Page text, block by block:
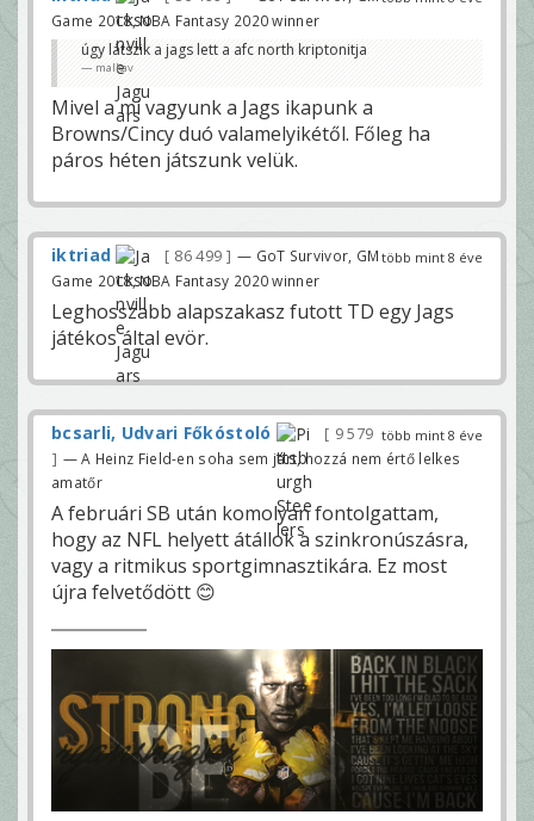
Game 2018, NBA Fantasy 2020 winner
úgy látszik a jags lett a afc north kriptonitja
malkav
Mivel a mi vagyunk a Jags ikapunk a
Browns/Cincy duó valamelyikétől. Főleg ha
páros héten játszunk velük.
több mint 8 éve
iktriad 86 499
— GoT Survivor, GM
Game 2018, NBA Fantasy 2020 winner
Leghosszabb alapszakasz futott TD egy Jags
játékos által evör.
több mint 8 éve
bcsarli, Udvari Főkóstoló 9 579
— A Heinz Field-en soha sem járt, hozzá nem értő lelkes
amatőr
A februári SB után komolyan fontolgattam,
hogy az NFL helyett átállok a szinkronúszásra,
vagy a ritmikus sportgimnasztikára. Ez most
újra felvetődött 😊